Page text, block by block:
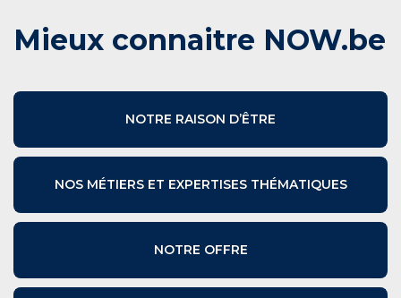
Mieux connaitre NOW.be
NOTRE RAISON D’ÊTRE
NOS MÉTIERS ET EXPERTISES THÉMATIQUES
NOTRE OFFRE